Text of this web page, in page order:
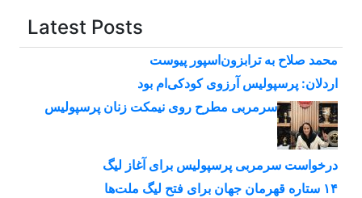
Latest Posts
محمد صلاح به ترابزون‌اسپور پیوست
اردلان: پرسپولیس آرزوی کودکی‌ام بود
سرمربی مطرح روی نیمکت زنان پرسپولیس
درخواست سرمربی پرسپولیس برای آغاز لیگ
۱۴ ستاره قهرمان جهان برای فتح لیگ ملت‌ها